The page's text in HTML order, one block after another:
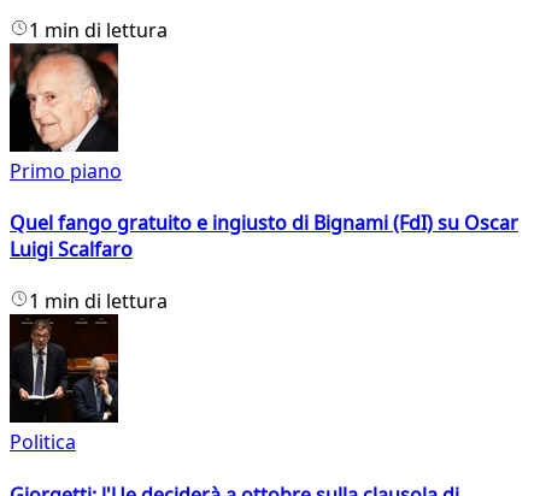
1 min di lettura
Primo piano
Quel fango gratuito e ingiusto di Bignami (FdI) su Oscar
Luigi Scalfaro
1 min di lettura
Politica